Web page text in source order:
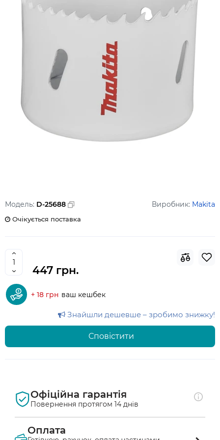
Модель: D-25688 Виробник: Makita
Очікується поставка
447 грн.
+ 18 грн ваш кешбек
Знайшли дешевше – зробимо знижку!
Сповістити
Офіційна гарантія
Повернення протягом 14 днів
Оплата